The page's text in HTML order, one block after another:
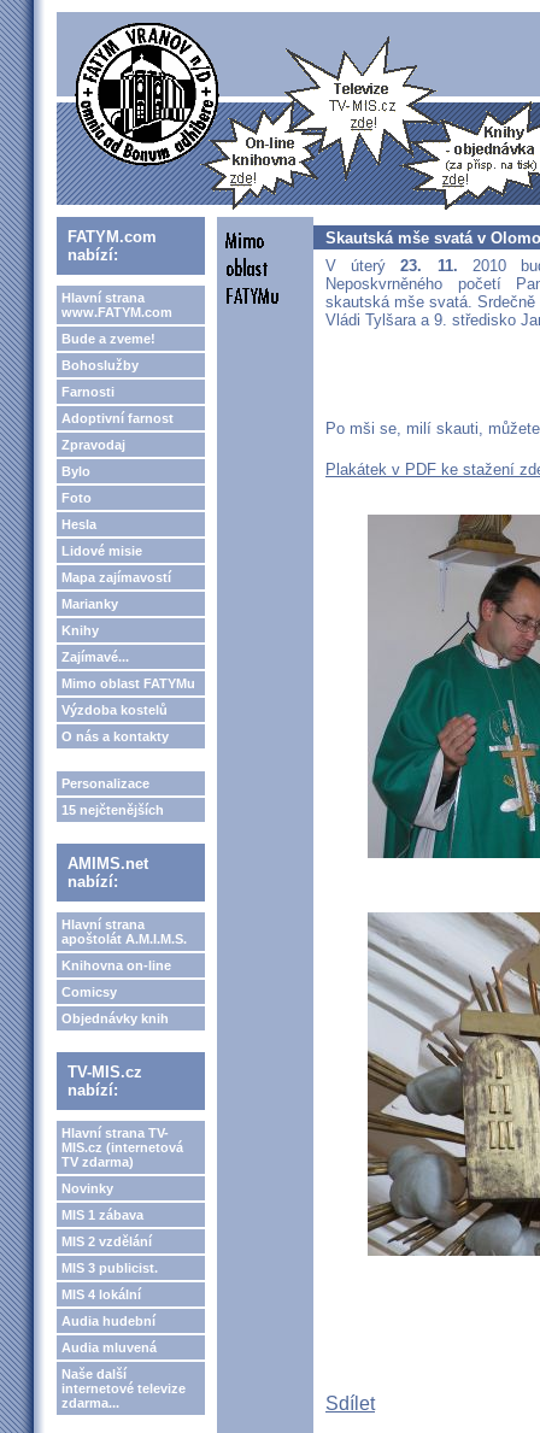
FATYM.com
nabízí:
Hlavní strana
www.FATYM.com
Bude a zveme!
Bohoslužby
Farnosti
Adoptivní farnost
Zpravodaj
Bylo
Foto
Hesla
Lidové misie
Mapa zajímavostí
Marianky
Knihy
Zajímavé...
Mimo oblast FATYMu
Výzdoba kostelů
O nás a kontakty
Personalizace
15 nejčtenějších
AMIMS.net
nabízí:
Hlavní strana
apoštolát A.M.I.M.S.
Knihovna on-line
Comicsy
Objednávky knih
TV-MIS.cz
nabízí:
Hlavní strana TV-
MIS.cz (internetová
TV zdarma)
Novinky
MIS 1 zábava
MIS 2 vzdělání
MIS 3 publicist.
MIS 4 lokální
Audia hudební
Audia mluvená
Naše další
internetové televize
zdarma...
Skautská mše svatá v
V úterý23. 11. 2010
Neposkvrněného početí
skautská mše svatá.
Vládi Tylšara a 9. středisko
Po mši se, milí skauti,
Plakátek v PDF ke stažení
Sdílet